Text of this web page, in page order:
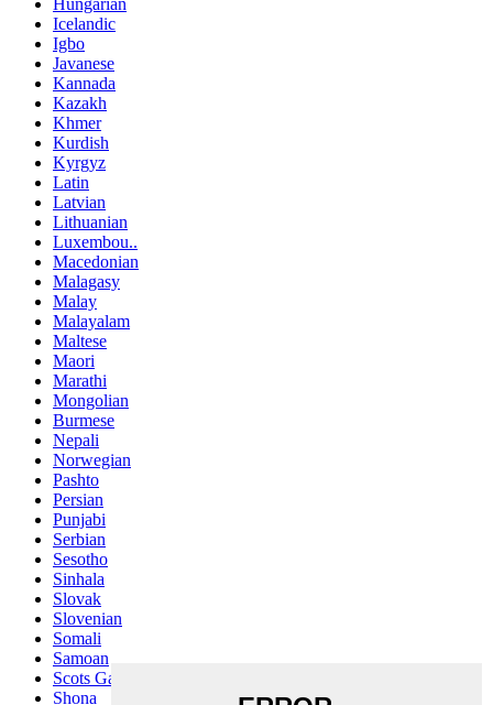
Icelandic
Igbo
Javanese
Kannada
Kazakh
Khmer
Kurdish
Kyrgyz
Latin
Latvian
Lithuanian
Luxembou..
Macedonian
Malagasy
Malay
Malayalam
Maltese
Maori
Marathi
Mongolian
Burmese
Nepali
Norwegian
Pashto
Persian
Punjabi
Serbian
Sesotho
Sinhala
Slovak
Slovenian
Somali
Samoan
Scots Gaelic
Shona